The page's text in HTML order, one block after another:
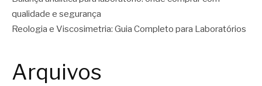
qualidade e segurança
Reologia e Viscosimetria: Guia Completo para Laboratórios
Arquivos